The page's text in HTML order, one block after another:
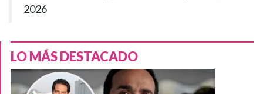
2026
LO MÁS DESTACADO